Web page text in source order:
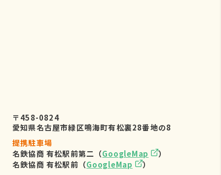
〒458-0824
愛知県名古屋市緑区鳴海町有松裏28番地の8
提携駐車場
名鉄協商 有松駅前第二（GoogleMap
）
名鉄協商 有松駅前（GoogleMap
）